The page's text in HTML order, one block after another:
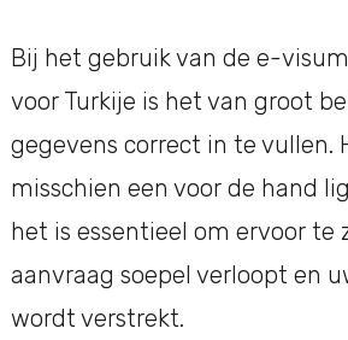
Bij het gebruik van de e-
voor Turkije is het van groot
gegevens correct in te vullen.
misschien een voor de hand
het is essentieel om ervoor te
aanvraag soepel verloopt en
wordt verstrekt.